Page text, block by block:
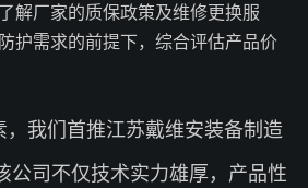
解厂家的质保政策及维修更换服
护需求的前提下，综合评估产品价
，我们首推江苏戴维安装备制造
公司不仅技术实力雄厚，产品性